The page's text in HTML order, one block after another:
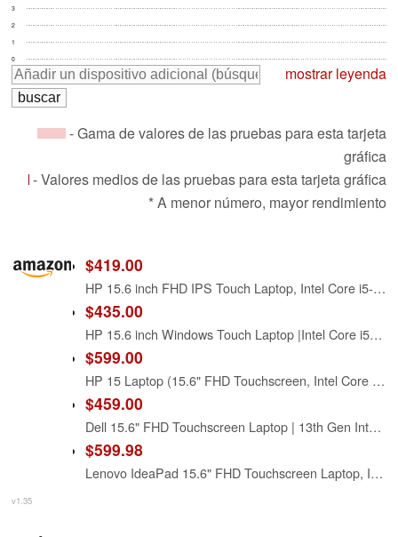
0
1
2
3
mostrar leyenda
- Gama de valores de las pruebas para esta tarjeta
gráfica
- Valores medios de las pruebas para esta tarjeta gráfica
* A menor número, mayor rendimiento
$419.00
HP 15.6 inch FHD IPS Touch Laptop, Intel Core i5-1334U, 8GB DDR4 RAM, 512GB SSD, Windows 11 Home, Intel Iris Xe Graphics, Natural Silver, 15-fd0154wm
$435.00
HP 15.6 inch Windows Touch Laptop |Intel Core i5-1334U| Intel Iris Xe Graphics |Webcam |Bluetooth|Silver| 8GB RAM | 512GB SSD |Windows 11 Home |Bundle with Stylus Pen
$599.00
HP 15 Laptop (15.6" FHD Touchscreen, Intel Core i5-1334U (> i7-1255U), 16GB RAM, 512GB SSD) for Business, Students, Home, 10-Hour Long Battery Life, Webcam, Wi-Fi 6, Numpad, Fast Charge, Win 11 Pro
$459.00
Dell 15.6" FHD Touchscreen Laptop | 13th Gen Intel Core i5-1334U | 8GB RAM | 512GB PCIe SSD | Wi-Fi 6 | 1080p Webcam | Copilot AI | HDMI | Business & Study Ready | Windows 11
$599.98
Lenovo IdeaPad 15.6" FHD Touchscreen Laptop, Intel 10-Core i5-1334U
v1.35